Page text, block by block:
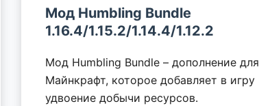
Мод Humbling Bundle
1.16.4/1.15.2/1.14.4/1.12.2
Мод Humbling Bundle – дополнение для
Майнкрафт, которое добавляет в игру
удвоение добычи ресурсов.